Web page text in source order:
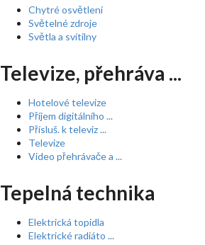
Chytré osvětlení
Světelné zdroje
Světla a svítilny
Televize, přehráva ...
Hotelové televize
Příjem digitálního ...
Přísluš. k televiz ...
Televize
Video přehrávače a ...
Tepelná technika
Elektrická topidla
Elektrické radiáto ...